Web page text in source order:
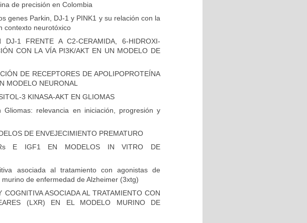
de precisión en Colombia
genes Parkin, DJ-1 y PINK1 y su relación con la
contexto neurotóxico
1 FRENTE A C2-CERAMIDA, 6-HIDROXI-
CON LA VÍA PI3K/AKT EN UN MODELO DE
DE RECEPTORES DE APOLIPOPROTEÍNA
MODELO NEURONAL
3 KINASA-AKT EN GLIOMAS
relevancia en iniciación, progresión y
DE ENVEJECIMIENTO PREMATURO
E IGF1 EN MODELOS IN VITRO DE
asociada al tratamiento con agonistas de
de enfermedad de Alzheimer (3xtg)
COGNITIVA ASOCIADA AL TRATAMIENTO CON
(LXR) EN EL MODELO MURINO DE